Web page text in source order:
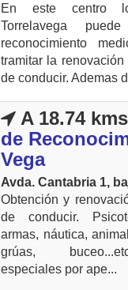
En este centro
Torrelavega
reconocimiento
tramitar la
de conducir. Ademas
A 18.74 kms
de
Vega
Avda. Cantabria 1,
Obtención y
de conducir.
armas, náutica,
grúas,
especiales por ape...